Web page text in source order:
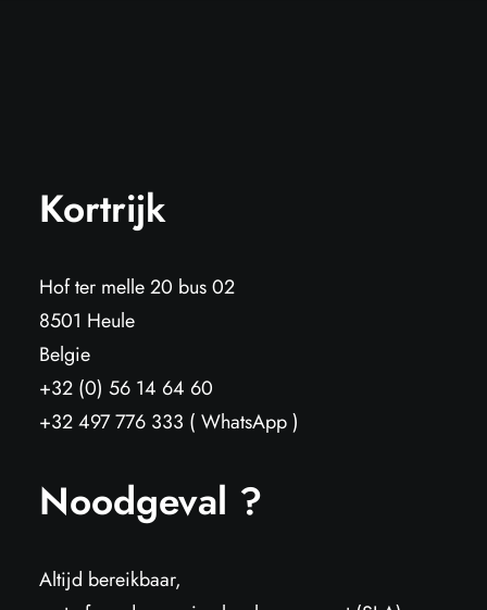
Kortrijk
Hof ter melle 20 bus 02
8501 Heule
Belgie
+32 (0) 56 14 64 60
+32 497 776 333 ( WhatsApp )
Noodgeval ?
Altijd bereikbaar,